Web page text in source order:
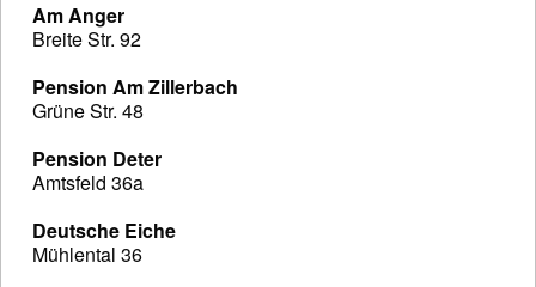
Am Anger
Breite Str. 92
Pension Am Zillerbach
Grüne Str. 48
Pension Deter
Amtsfeld 36a
Deutsche Eiche
Mühlental 36